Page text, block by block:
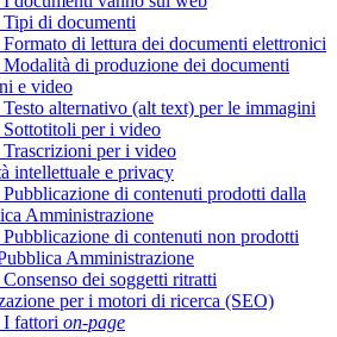
di documenti
di lettura dei documenti elettronici
di produzione dei documenti
e video
alternativo (alt text) per le immagini
Sottotitoli per i video
per i video
intellettuale e privacy
di contenuti prodotti dalla
Amministrazione
di contenuti non prodotti
Amministrazione
dei soggetti ritratti
per i motori di ricerca (SEO)
I fattori on-page